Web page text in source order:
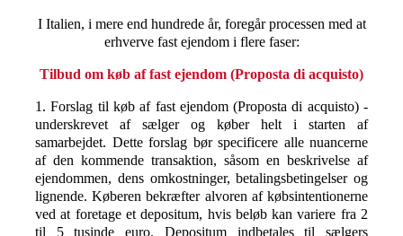
I Italien, i mere end hundrede år, foregår processen med at
erhverve fast ejendom i flere faser:
Tilbud om køb af fast ejendom (Proposta di acquisto)
1. Forslag til køb af fast ejendom (Proposta di acquisto) -
underskrevet af sælger og køber helt i starten af
samarbejdet. Dette forslag bør specificere alle nuancerne
af den kommende transaktion, såsom en beskrivelse af
ejendommen, dens omkostninger, betalingsbetingelser og
lignende. Køberen bekræfter alvoren af købsintentionerne
ved at foretage et depositum, hvis beløb kan variere fra 2
til 5 tusinde euro. Depositum indbetales til sælgers